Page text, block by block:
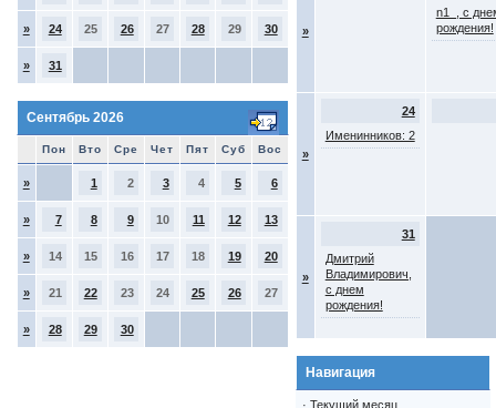
» 24 25 26 27 28 29 30
» 31
Сентябрь 2026
Пон Вто Сре Чет Пят Суб Вос
» 1 2 3 4 5 6
» 7 8 9 10 11 12 13
» 14 15 16 17 18 19 20
» 21 22 23 24 25 26 27
» 28 29 30
»
n1_, с
рождения!
»
24
Именинников: 2
»
31
Дмитрий
Владимирович,
с днем
рождения!
Навигация
· Текущий месяц